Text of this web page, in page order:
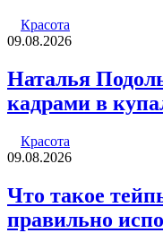
Красота
09.08.2026
Наталья
кадрами в
Красота
09.08.2026
Что такое
правильно